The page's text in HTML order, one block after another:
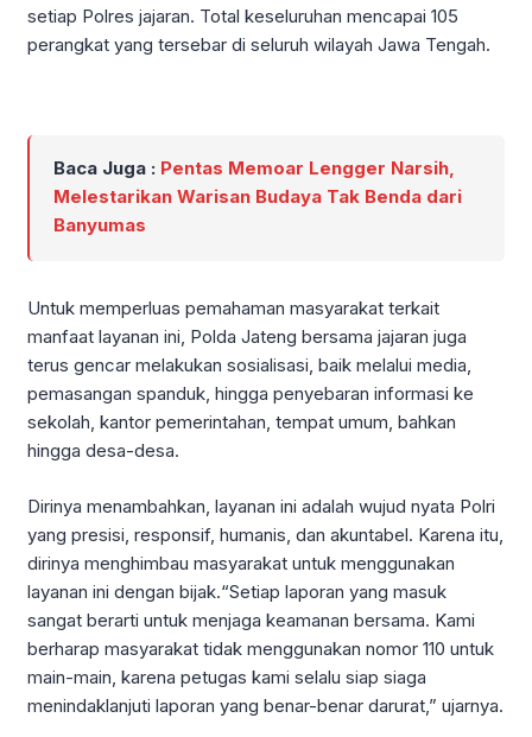
setiap Polres jajaran. Total keseluruhan mencapai 105
perangkat yang tersebar di seluruh wilayah Jawa Tengah.
Baca Juga : Pentas Memoar Lengger Narsih,
Melestarikan Warisan Budaya Tak Benda dari
Banyumas
Untuk memperluas pemahaman masyarakat terkait
manfaat layanan ini, Polda Jateng bersama jajaran juga
terus gencar melakukan sosialisasi, baik melalui media,
pemasangan spanduk, hingga penyebaran informasi ke
sekolah, kantor pemerintahan, tempat umum, bahkan
hingga desa-desa.
Dirinya menambahkan, layanan ini adalah wujud nyata Polri
yang presisi, responsif, humanis, dan akuntabel. Karena itu,
dirinya menghimbau masyarakat untuk menggunakan
layanan ini dengan bijak.“Setiap laporan yang masuk
sangat berarti untuk menjaga keamanan bersama. Kami
berharap masyarakat tidak menggunakan nomor 110 untuk
main-main, karena petugas kami selalu siap siaga
menindaklanjuti laporan yang benar-benar darurat,” ujarnya.